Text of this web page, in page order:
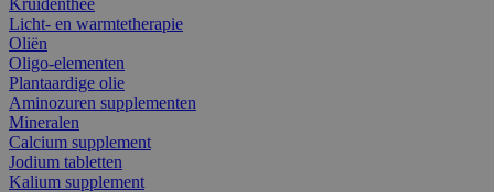
Licht- en warmtetherapie
Oliën
Oligo-elementen
Plantaardige olie
Aminozuren supplementen
Mineralen
Calcium supplement
Jodium tabletten
Kalium supplement